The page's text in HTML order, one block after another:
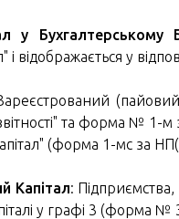
у Бухгалтерському
і відображається у
та форма № 1-
(форма 1-мс за
Капітал:
у графі 3 (форма